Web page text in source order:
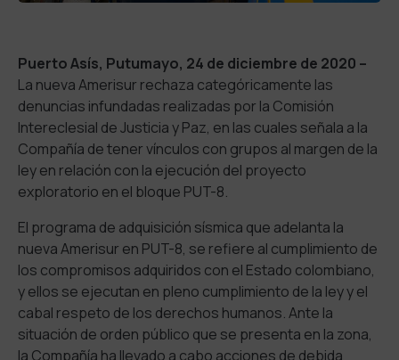
Puerto Asís, Putumayo, 24 de diciembre de 2020 –
La nueva Amerisur rechaza categóricamente las
denuncias infundadas realizadas por la Comisión
Intereclesial de Justicia y Paz, en las cuales señala a la
Compañía de tener vínculos con grupos al margen de la
ley en relación con la ejecución del proyecto
exploratorio en el bloque PUT-8.
El programa de adquisición sísmica que adelanta la
nueva Amerisur en PUT-8, se refiere al cumplimiento de
los compromisos adquiridos con el Estado colombiano,
y ellos se ejecutan en pleno cumplimiento de la ley y el
cabal respeto de los derechos humanos. Ante la
situación de orden público que se presenta en la zona,
la Compañía ha llevado a cabo acciones de debida